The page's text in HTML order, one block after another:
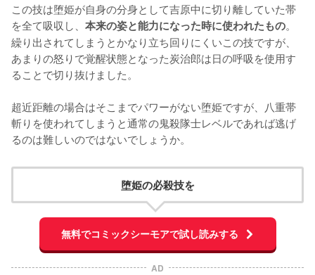
この技は堕姫が自身の分身として吉原中に切り離していた帯
を全て吸収し、 本来の姿と能力になった時に使われたもの。
繰り出されてしまうとかなり立ち回りにくいこの技ですが、
あまりの怒りで覚醒状態となった炭治郎は日の呼吸を使用す
ることで切り抜けました。
超近距離の場合はそこまでパワーがない堕姫ですが、八重帯
斬りを使われてしまうと通常の鬼殺隊士レベルであれば逃げ
るのは難しいのではないでしょうか。
堕姫の必殺技を
無料でコミックシーモアで試し読みする
AD